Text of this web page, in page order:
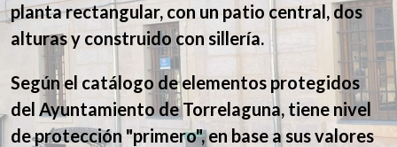
planta rectangular, con un patio central, dos
alturas y construido con sillería.
Según el catálogo de elementos protegidos
del Ayuntamiento de Torrelaguna, tiene nivel
de protección "primero", en base a sus valores